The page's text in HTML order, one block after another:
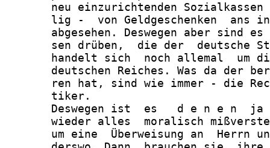
neu einzurichtenden
lig -  von Geldgeschenken  ans
abgesehen. Deswegen aber sind
sen drüben,  die der  deutsche
handelt sich  noch allemal  um
deutschen Reiches. Was da der
ren hat, sind wie immer - die
       tiker.
Deswegen ist  es   d e n e n
wieder alles  moralisch
um eine  Überweisung an  Herrn